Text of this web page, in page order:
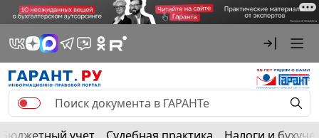
Бюджетный учет Судебная практика Налоги и